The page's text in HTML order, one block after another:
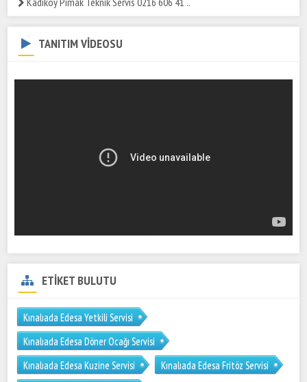
TANITIM VİDEOSU
ETİKET BULUTU
Kınalıada Edesa Yetkili Servisi
Kınalıada Edesa Döner Ocağı Servisi
Kınalıada Edesa Kuzine Servisi
Kınalıada Edesa Fritöz Servisi